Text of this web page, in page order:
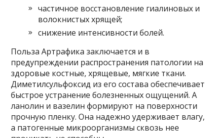
частичное восстановление гиалиновых и
волокнистых хрящей;
снижение интенсивности болей.
Польза Артрафика заключается и в
предупреждении распространения патологии на
здоровые костные, хрящевые, мягкие ткани.
Диметилсульфоксид из его состава обеспечивает
быстрое устранение болезненных ощущений. А
ланолин и вазелин формируют на поверхности
прочную пленку. Она надежно удерживает влагу,
а патогенные микроорганизмы сквозь нее